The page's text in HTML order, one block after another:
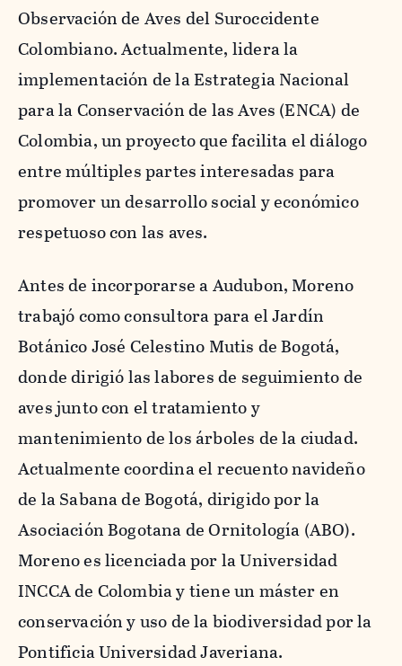
Observación de Aves del Suroccidente
Colombiano. Actualmente, lidera la
implementación de la Estrategia Nacional
para la Conservación de las Aves (ENCA) de
Colombia, un proyecto que facilita el diálogo
entre múltiples partes interesadas para
promover un desarrollo social y económico
respetuoso con las aves.
Antes de incorporarse a Audubon, Moreno
trabajó como consultora para el Jardín
Botánico José Celestino Mutis de Bogotá,
donde dirigió las labores de seguimiento de
aves junto con el tratamiento y
mantenimiento de los árboles de la ciudad.
Actualmente coordina el recuento navideño
de la Sabana de Bogotá, dirigido por la
Asociación Bogotana de Ornitología (ABO).
Moreno es licenciada por la Universidad
INCCA de Colombia y tiene un máster en
conservación y uso de la biodiversidad por la
Pontificia Universidad Javeriana.